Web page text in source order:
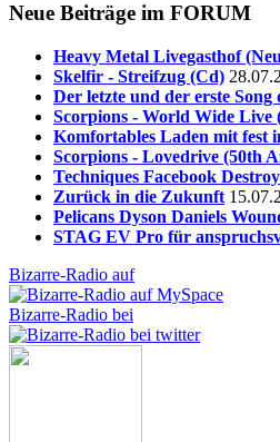
Neue Beiträge im FORUM
Heavy Metal Livegasthof
Skelfir - Streifzug (Cd)
Der letzte und der erste Song
Scorpions - World Wide Live
Komfortables Laden mit fest
Scorpions - Lovedrive (50th
Techniques Facebook
Zurück in die Zukunft
Pelicans Dyson Daniels
STAG EV Pro für
Bizarre-Radio auf
Bizarre-Radio bei